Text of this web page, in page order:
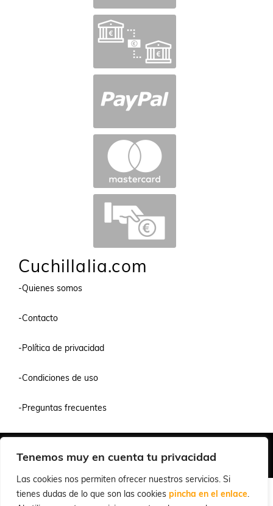
Tenemos muy en cuenta tu privacidad
Las cookies nos permiten ofrecer nuestros servicios. Si
tienes dudas de lo que son las cookies pincha en el enlace.
Cuchillalia.com
-Quienes somos
-Contacto
-Política de privacidad
-Condiciones de uso
-Preguntas frecuentes
© 2026 Cuchillalia.com